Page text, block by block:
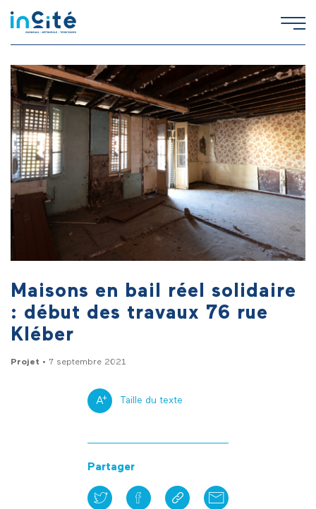
Maisons en bail réel solidaire
: début des travaux 76 rue
Kléber
Projet • 7 septembre 2021
A+ Taille du texte
Partager